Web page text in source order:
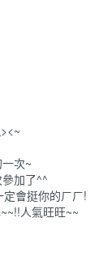
次~
加了^^
會挺你的ㄏㄏ!
人氣旺旺~~